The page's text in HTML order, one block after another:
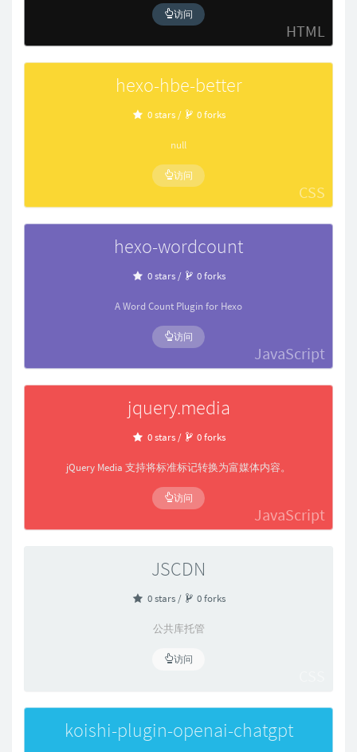
HTML
访问
CSS
hexo-hbe-better
0 stars / 0 forks
null
访问
JavaScript
hexo-wordcount
0 stars / 0 forks
A Word Count Plugin for Hexo
访问
JavaScript
jquery.media
0 stars / 0 forks
jQuery Media 支持将标准标记转换为富媒体内容。
访问
JSCDN
0 stars / 0 forks
公共库托管
访问
koishi-plugin-openai-chatgpt